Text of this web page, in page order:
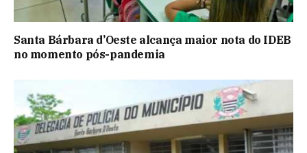
Santa Bárbara d’Oeste alcança maior nota do IDEB
no momento pós-pandemia